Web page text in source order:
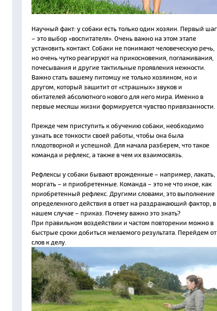
Научный факт: у собаки есть только один хозяин. Первый шаг
– это выбор «воспитателя». Очень важно на этом этапе
установить контакт. Собаки не понимают человеческую речь,
но очень чутко реагируют на прикосновения, поглаживания,
почесывания и другие тактильные проявления нежности.
Важно стать вашему питомцу не только хозяином, но и
другом, который защитит от «страшных» звуков и
обитателей абсолютного нового для него мира. Именно в
первые месяцы жизни формируется чувство привязанности.
Прежде чем приступить к обучению собаки, необходимо
узнать все тонкости своей работы, чтобы она была
плодотворной и успешной. Для начала разберем, что такое
команда и рефлекс, а также в чем их взаимосвязь.
Рефлексы у собаки бывают врожденные – например, лакать,
моргать – и приобретенные. Команда – это не что иное, как
приобретенный рефлекс. Другими словами, это выполнение
определенного действия в ответ на раздражающий фактор, в
нашем случае – приказ. Почему важно это знать?
При правильном воздействии и частом повторении можно в
быстрые сроки добиться желаемого результата. Перейдем от
слов к делу.